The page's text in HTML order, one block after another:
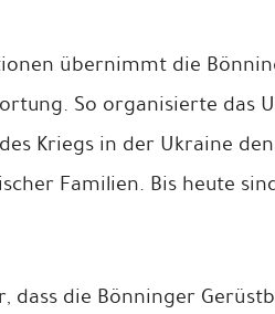
übernimmt die
So organisierte das
Kriegs in der Ukraine
Familien. Bis heute
die Bönninger